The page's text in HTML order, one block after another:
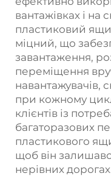
вантажівках і на
пластиковий
міцний, що
завантаження,
переміщення
навантажувачів,
при кожному
клієнтів із
багаторазових
пластикового
щоб він
нерівних